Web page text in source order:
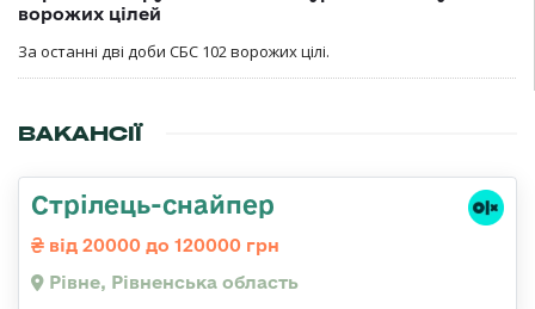
ворожих цілей
За останні дві доби СБС 102 ворожих цілі.
ВАКАНСІЇ
Стрілець-снайпер
від 20000 до 120000 грн
Рівне, Рівненська область